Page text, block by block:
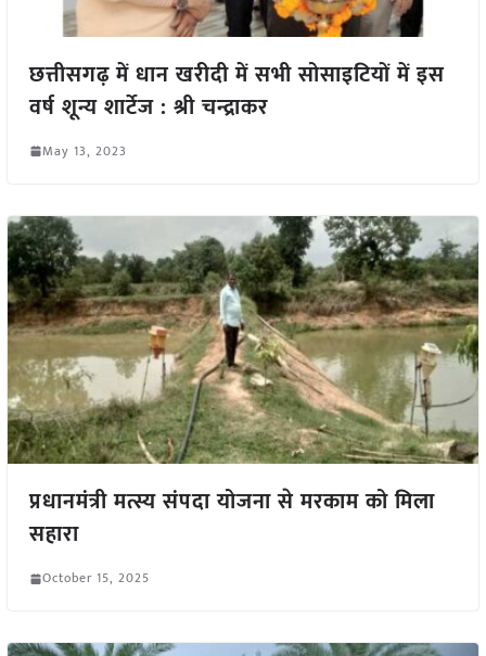
छत्तीसगढ़ में धान खरीदी में सभी सोसाइटियों में इस
वर्ष शून्य शार्टेज : श्री चन्द्राकर
May 13, 2023
प्रधानमंत्री मत्स्य संपदा योजना से मरकाम को मिला
सहारा
October 15, 2025